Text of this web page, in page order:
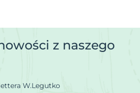
z naszego
W.Legutko